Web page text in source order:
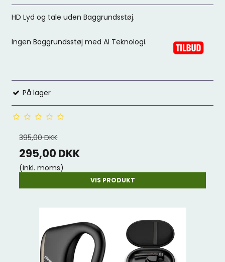
HD Lyd og tale uden Baggrundsstøj.
Ingen Baggrundsstøj med AI Teknologi.
På lager
395,00 DKK
295,00 DKK
(inkl. moms)
VIS PRODUKT